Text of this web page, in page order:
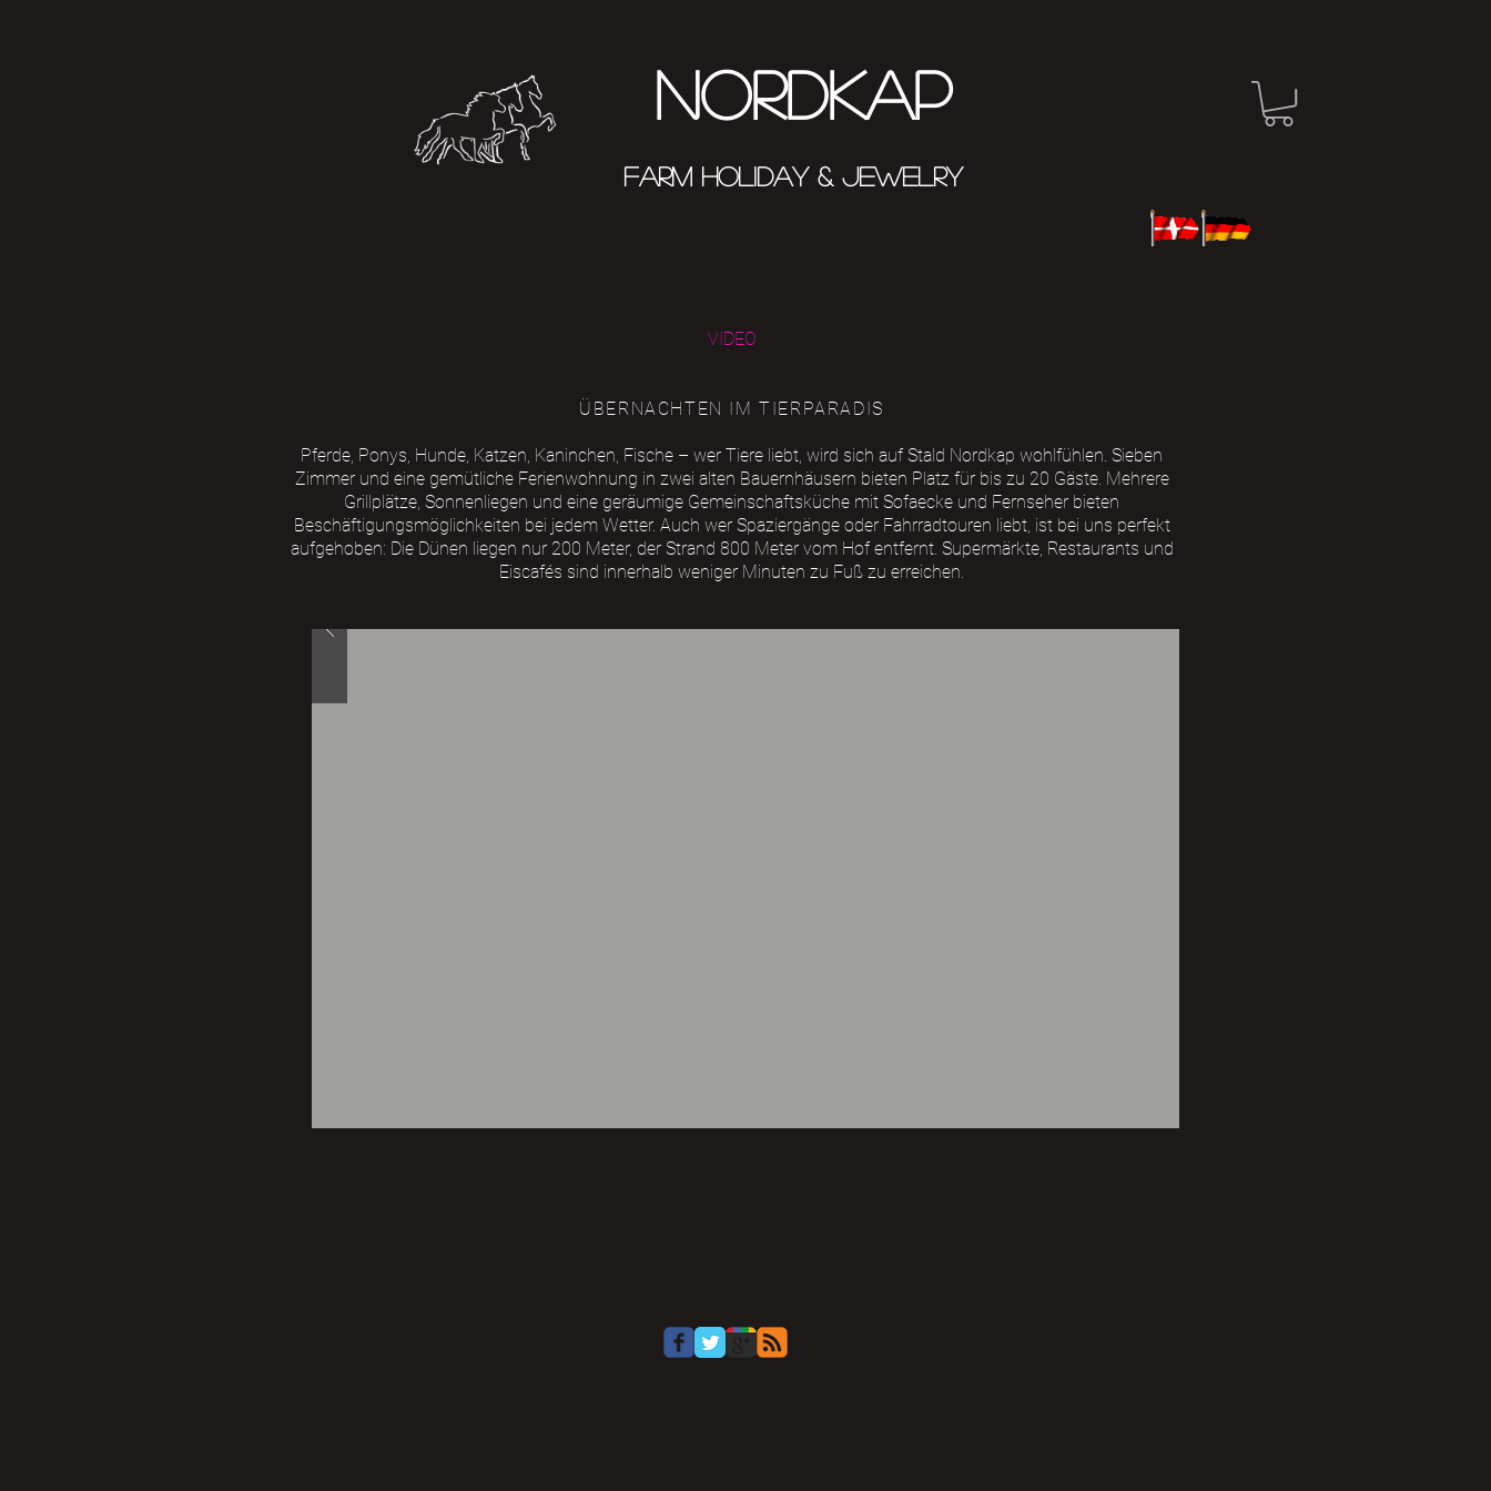
NORDKAP
FARM HOLIDAY & JEWELRY
VIDEO
ÜBERNACHTEN IM TIERPARADIS
Pferde, Ponys, Hunde, Katzen, Kaninchen, Fische – wer Tiere liebt, wird sich auf Stald Nordkap wohlfühlen. Sieben
Zimmer und eine gemütliche Ferienwohnung in zwei alten Bauernhäusern bieten Platz für bis zu 20 Gäste. Mehrere
Grillplätze, Sonnenliegen und eine geräumige Gemeinschaftsküche mit Sofaecke und Fernseher bieten
Beschäftigungsmöglichkeiten bei jedem Wetter. Auch wer Spaziergänge oder Fahrradtouren liebt, ist bei uns perfekt
aufgehoben: Die Dünen liegen nur 200 Meter, der Strand 800 Meter vom Hof entfernt. Supermärkte, Restaurants und
Eiscafés sind innerhalb weniger Minuten zu Fuß zu erreichen.